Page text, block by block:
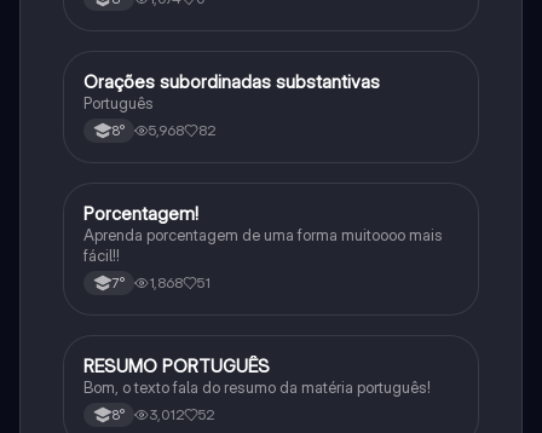
Português
Orações subordinadas substantivas
Português
8° 5,968 82
Matematica
Porcentagem!
Aprenda porcentagem de uma forma muitoooo mais
fácil!!
7° 1,868 51
Português
RESUMO PORTUGUÊS
Bom, o texto fala do resumo da matéria português!
8° 3,012 52